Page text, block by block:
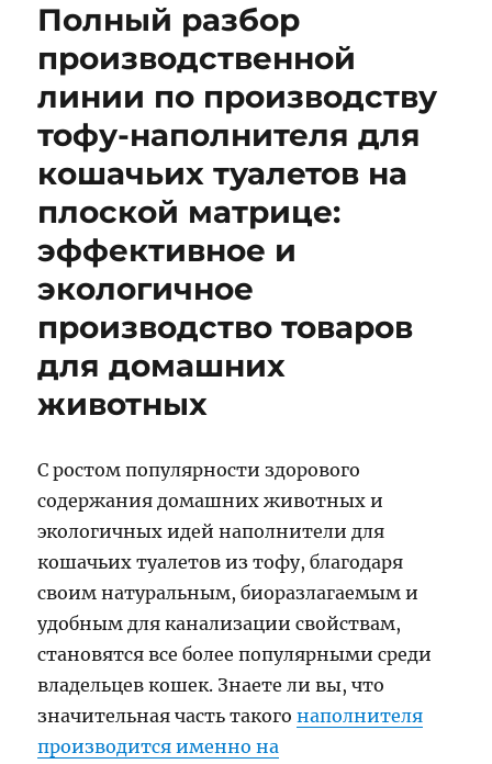
Полный разбор
производственной
линии по производству
тофу-наполнителя для
кошачьих туалетов на
плоской матрице:
эффективное и
экологичное
производство товаров
для домашних
животных
С ростом популярности здорового
содержания домашних животных и
экологичных идей наполнители для
кошачьих туалетов из тофу, благодаря
своим натуральным, биоразлагаемым и
удобным для канализации свойствам,
становятся все более популярными среди
владельцев кошек. Знаете ли вы, что
значительная часть такогонаполнителя
производится именно на